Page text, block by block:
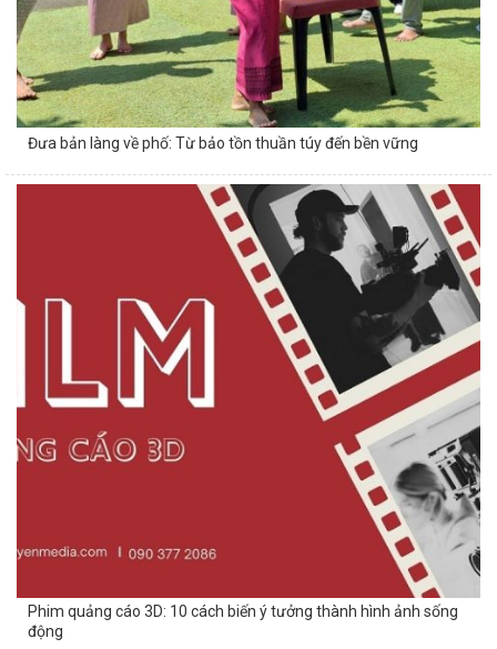
Đưa bản làng về phố: Từ bảo tồn thuần túy đến bền vững
Phim quảng cáo 3D: 10 cách biến ý tưởng thành hình ảnh sống
động